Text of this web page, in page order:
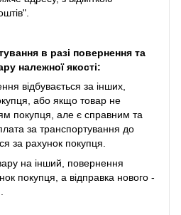
в разі повернення та
належної якості:
відбувається за інших,
або якщо товар не
покупця, але є справним та
за транспортування до
за рахунок покупця.
на інший, повернення
покупця, а відправка нового -